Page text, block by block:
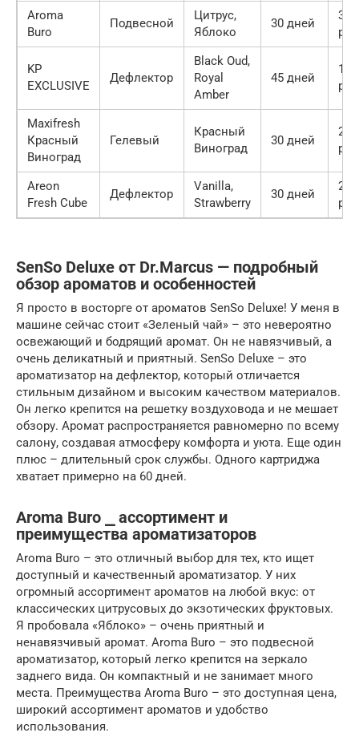
Aroma
Buro
Подвесной
Цитрус,
Яблоко
30 дней
руб.
KP
EXCLUSIVE
Дефлектор
Black Oud,
Royal
Amber
45 дней
руб.
Maxifresh
Красный
Виноград
Гелевый
Красный
Виноград
30 дней
руб.
Areon
Fresh Cube
Дефлектор
Vanilla,
Strawberry
30 дней
руб.
SenSo Deluxe от Dr.Marcus — подробный
обзор ароматов и особенностей
Я просто в восторге от ароматов SenSo Deluxe! У меня в
машине сейчас стоит «Зеленый чай» – это невероятно
освежающий и бодрящий аромат. Он не навязчивый, а
очень деликатный и приятный. SenSo Deluxe – это
ароматизатор на дефлектор, который отличается
стильным дизайном и высоким качеством материалов.
Он легко крепится на решетку воздуховода и не мешает
обзору. Аромат распространяется равномерно по всему
салону, создавая атмосферу комфорта и уюта. Еще один
плюс – длительный срок службы. Одного картриджа
хватает примерно на 60 дней.
Aroma Buro ⎯ ассортимент и
преимущества ароматизаторов
Aroma Buro – это отличный выбор для тех, кто ищет
доступный и качественный ароматизатор. У них
огромный ассортимент ароматов на любой вкус: от
классических цитрусовых до экзотических фруктовых.
Я пробовала «Яблоко» – очень приятный и
ненавязчивый аромат. Aroma Buro – это подвесной
ароматизатор, который легко крепится на зеркало
заднего вида. Он компактный и не занимает много
места. Преимущества Aroma Buro – это доступная цена,
широкий ассортимент ароматов и удобство
использования.